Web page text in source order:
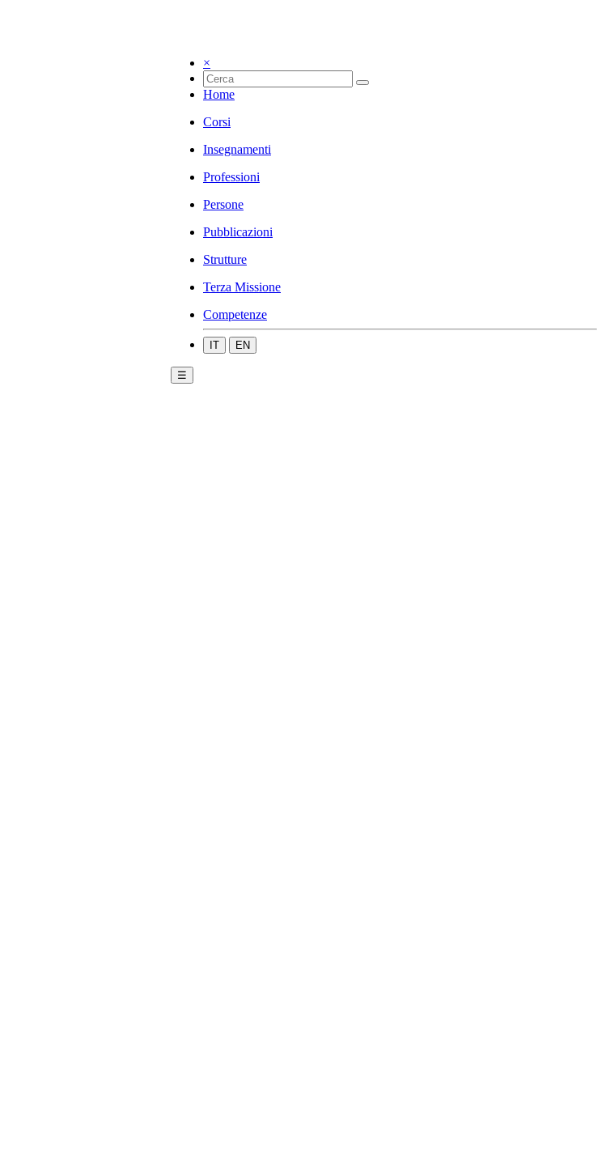
×
Home
Corsi
Insegnamenti
Professioni
Persone
Pubblicazioni
Strutture
Terza Missione
Competenze
IT EN
☰